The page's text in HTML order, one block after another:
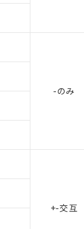
-のみ
+-交互